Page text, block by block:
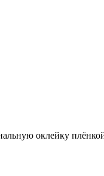
оклейку